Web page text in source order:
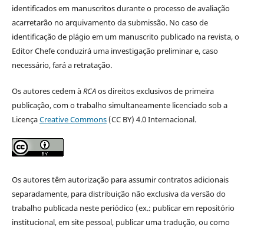
identificados em manuscritos durante o processo de avaliação
acarretarão no arquivamento da submissão. No caso de
identificação de plágio em um manuscrito publicado na revista, o
Editor Chefe conduzirá uma investigação preliminar e, caso
necessário, fará a retratação.
Os autores cedem àRCAos direitos exclusivos de primeira
publicação, com o trabalho simultaneamente licenciado sob a
LicençaCreative Commons(CC BY) 4.0 Internacional.
Os autores têm autorização para assumir contratos adicionais
separadamente, para distribuição não exclusiva da versão do
trabalho publicada neste periódico (ex.: publicar em repositório
institucional, em site pessoal, publicar uma tradução, ou como